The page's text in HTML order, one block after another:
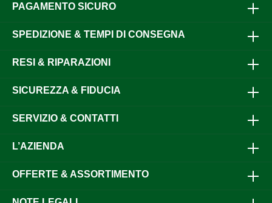
PAGAMENTO SICURO
SPEDIZIONE & TEMPI DI CONSEGNA
RESI & RIPARAZIONI
SICUREZZA & FIDUCIA
SERVIZIO & CONTATTI
L’AZIENDA
OFFERTE & ASSORTIMENTO